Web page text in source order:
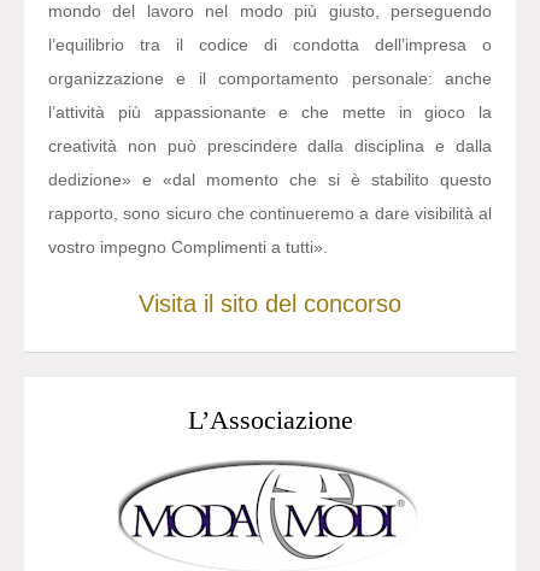
mondo del lavoro nel modo più giusto, perseguendo
l’equilibrio tra il codice di condotta dell’impresa o
organizzazione e il comportamento personale: anche
l’attività più appassionante e che mette in gioco la
creatività non può prescindere dalla disciplina e dalla
dedizione» e «dal momento che si è stabilito questo
rapporto, sono sicuro che continueremo a dare visibilità al
vostro impegno Complimenti a tutti».
Visita il sito del concorso
L’Associazione